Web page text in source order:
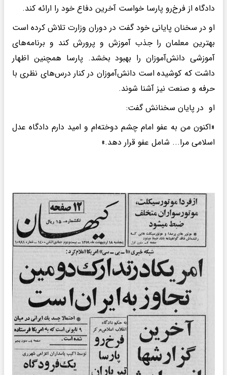
دادگاه از فرخ‌رو پارسا خواست آخرین دفاع خود را ارائه کند.
او در سخنان پایانی خود گفت در دوران وزارت تلاش کرده است
بهترین معلمان را جذب آموزش و پرورش کند و برنامه‌های
آموزشی دانش‌آموزان را بهبود بخشد. پارسا همچنین اظهار
داشت که کوشیده است دانش‌آموزان در کنار درس‌های نظری با
حرفه و صنعت نیز آشنا شوند.
او در پایان سخنانش گفت:
«اکنون من به عفو امام چشم دوخته‌ام و امید دارم دادگاه عدل
اسلامی مرا... شامل عفو قرار دهد.»